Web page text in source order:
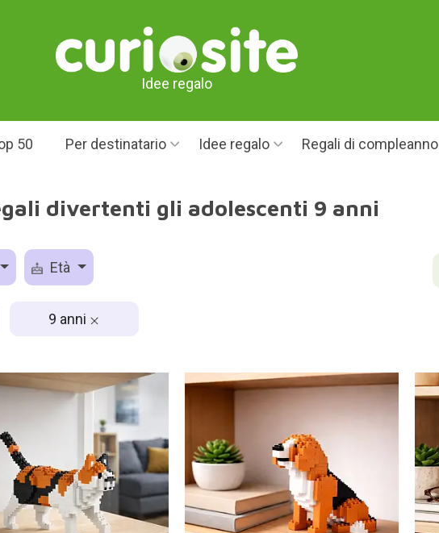
Idee regalo
50 Per destinatario Idee regalo Regali di compleanno
divertenti gli adolescenti 9 anni
Età
9 anni